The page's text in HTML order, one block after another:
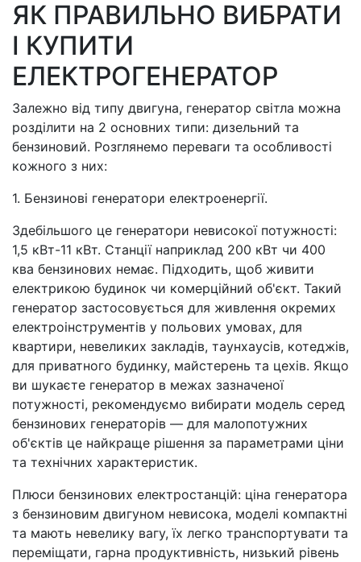
ЯК ПРАВИЛЬНО ВИБРАТИ
І КУПИТИ
ЕЛЕКТРОГЕНЕРАТОР
Залежно від типу двигуна, генератор світла можна
розділити на 2 основних типи: дизельний та
бензиновий. Розглянемо переваги та особливості
кожного з них:
1. Бензинові генератори електроенергії.
Здебільшого це генератори невисокої потужності:
1,5 кВт-11 кВт. Станції наприклад 200 кВт чи 400
ква бензинових немає. Підходить, щоб живити
електрикою будинок чи комерційний об'єкт. Такий
генератор застосовується для живлення окремих
електроінструментів у польових умовах, для
квартири, невеликих закладів, таунхаусів, котеджів,
для приватного будинку, майстерень та цехів. Якщо
ви шукаєте генератор в межах зазначеної
потужності, рекомендуємо вибирати модель серед
бензинових генераторів — для малопотужних
об'єктів це найкраще рішення за параметрами ціни
та технічних характеристик.
Плюси бензинових електростанцій: ціна генератора
з бензиновим двигуном невисока, моделі компактні
та мають невелику вагу, їх легко транспортувати та
переміщати, гарна продуктивність, низький рівень